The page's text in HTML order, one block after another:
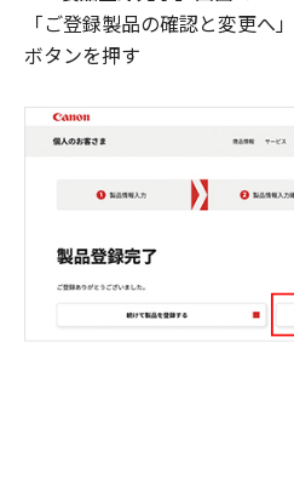
「ご登録製品の確認と変更へ」
ボタンを押す